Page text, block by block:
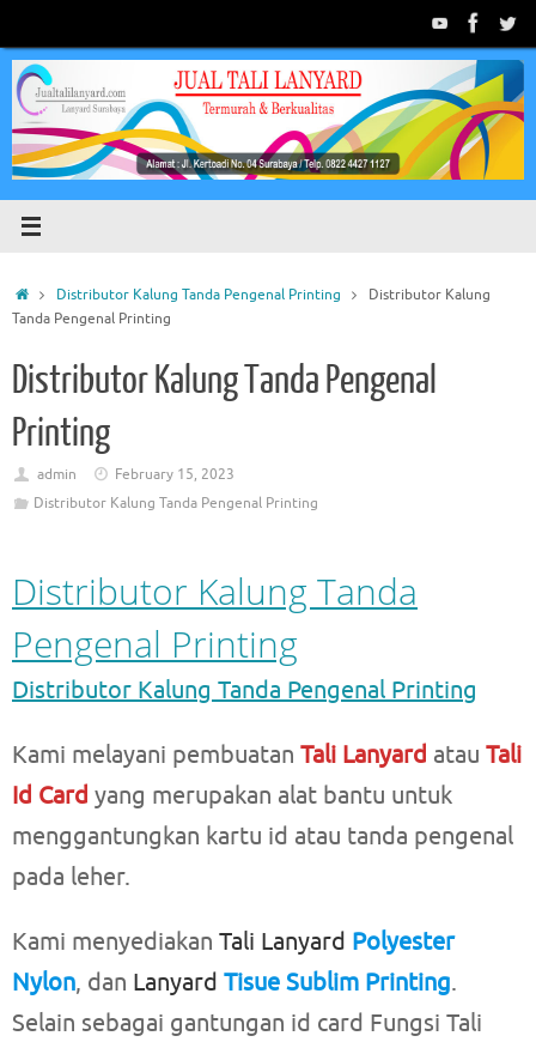
content
HomeDistributor Kalung Tanda Pengenal Printing
Distributor Kalung
Tanda Pengenal Printing
Distributor Kalung Tanda Pengenal
Printing
admin
February 15, 2023
Distributor Kalung Tanda Pengenal Printing
Distributor Kalung Tanda
Pengenal Printing
Distributor Kalung Tanda Pengenal Printing
Kami melayani pembuatan Tali Lanyard atau Tali
Id Card yang merupakan alat bantu untuk
menggantungkan kartu id atau tanda pengenal
pada leher.
Kami menyediakan Tali Lanyard Polyester
Nylon, dan Lanyard Tisue Sublim Printing.
Selain sebagai gantungan id card Fungsi Tali